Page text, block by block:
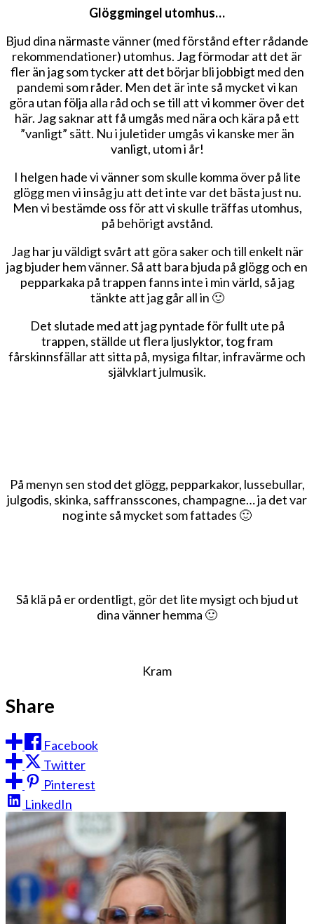
Glöggmingel utomhus…
Bjud dina närmaste vänner (med förstånd efter rådande
rekommendationer) utomhus. Jag förmodar att det är
fler än jag som tycker att det börjar bli jobbigt med den
pandemi som råder. Men det är inte så mycket vi kan
göra utan följa alla råd och se till att vi kommer över det
här. Jag saknar att få umgås med nära och kära på ett
”vanligt” sätt. Nu i juletider umgås vi kanske mer än
vanligt, utom i år!
I helgen hade vi vänner som skulle komma över på lite
glögg men vi insåg ju att det inte var det bästa just nu.
Men vi bestämde oss för att vi skulle träffas utomhus,
på behörigt avstånd.
Jag har ju väldigt svårt att göra saker och till enkelt när
jag bjuder hem vänner. Så att bara bjuda på glögg och en
pepparkaka på trappen fanns inte i min värld, så jag
tänkte att jag går all in 🙂
Det slutade med att jag pyntade för fullt ute på
trappen, ställde ut flera ljuslyktor, tog fram
fårskinnsfällar att sitta på, mysiga filtar, infravärme och
självklart julmusik.
På menyn sen stod det glögg, pepparkakor, lussebullar,
julgodis, skinka, saffransscones, champagne… ja det var
nog inte så mycket som fattades 🙂
Så klä på er ordentligt, gör det lite mysigt och bjud ut
dina vänner hemma 🙂
Kram
Share
Facebook
Twitter
Pinterest
LinkedIn